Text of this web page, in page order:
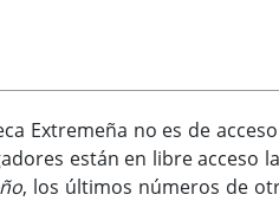
Extremeña no es de
están en libre acceso la
, los últimos números de